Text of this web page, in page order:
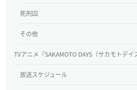
死刑囚
その他
TVアニメ『SAKAMOTO DAYS（サカモトデイ
放送スケジュール